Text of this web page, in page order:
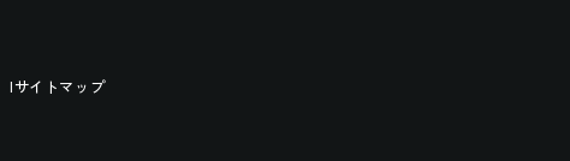
サイトマップ